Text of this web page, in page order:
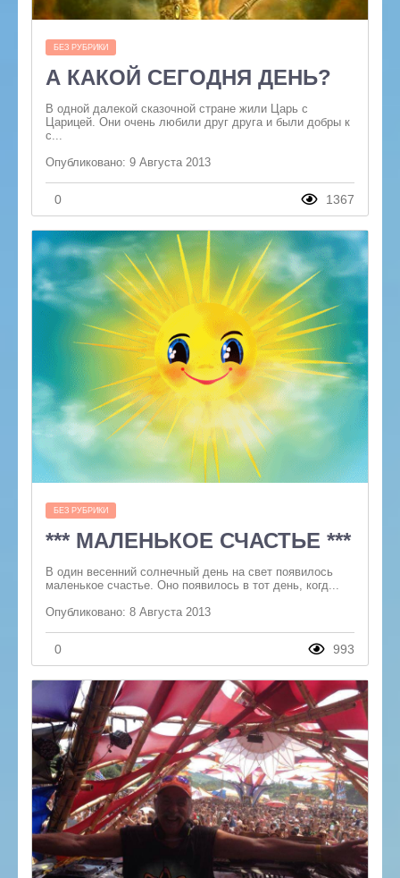
БЕЗ РУБРИКИ
А КАКОЙ СЕГОДНЯ ДЕНЬ?
В одной далекой сказочной стране жили Царь с
Царицей. Они очень любили друг друга и были добры к
с...
Опубликовано: 9 Августа 2013
0 1367
БЕЗ РУБРИКИ
*** МАЛЕНЬКОЕ СЧАСТЬЕ ***
В один весенний солнечный день на свет появилось
маленькое счастье. Оно появилось в тот день, когд...
Опубликовано: 8 Августа 2013
0 993